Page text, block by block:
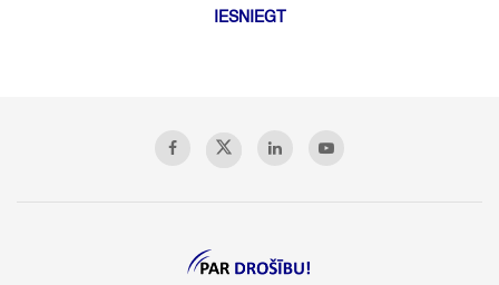
IESNIEGT